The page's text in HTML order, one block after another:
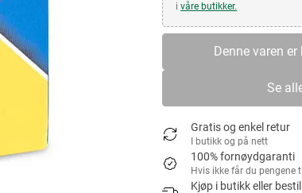
ivåre butikker.
Denne varen
Se
Gratis og enkel retur
I butikk og på nett
100% fornøydgaranti
Hvis ikke får du pengene
Kjøp i butikk eller